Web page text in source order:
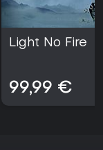
Light No Fire
99,99 €